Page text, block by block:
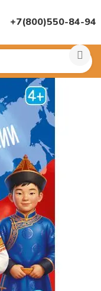
+7(800)550-84-94
Авторские